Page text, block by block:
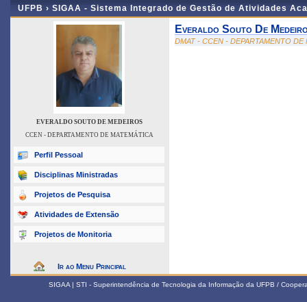
UFPB › SIGAA - Sistema Integrado de Gestão de Atividades
EVERALDO SOUTO DE MEDEIROS
CCEN - DEPARTAMENTO DE MATEMÁTICA
Perfil Pessoal
Disciplinas Ministradas
Projetos de Pesquisa
Atividades de Extensão
Projetos de Monitoria
Ir ao Menu Principal
Everaldo Souto De
DMAT - CCEN - DEPARTAMENTO DE
SIGAA | STI - Superintendência de Tecnologia da Informação da UFPB /